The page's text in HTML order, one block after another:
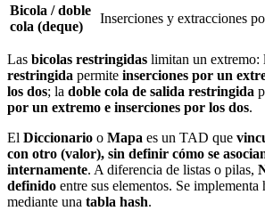
Bicola / doble
cola (deque)
Inserciones y extracciones
Las bicolas restringidas limitan un extremo:
restringida permite inserciones por un
los dos; la doble cola de salida restringida
por un extremo e inserciones por los dos.
El Diccionario o Mapa es un TAD que
con otro (valor), sin definir cómo se
internamente. A diferencia de listas o pilas,
definido entre sus elementos. Se implementa
mediante una tabla hash.